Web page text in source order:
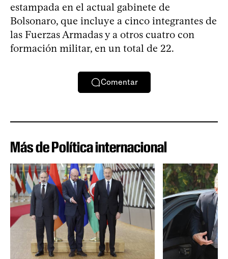
estampada en el actual gabinete de
Bolsonaro, que incluye a cinco integrantes de
las Fuerzas Armadas y a otros cuatro con
formación militar, en un total de 22.
Comentar
Más de Política internacional